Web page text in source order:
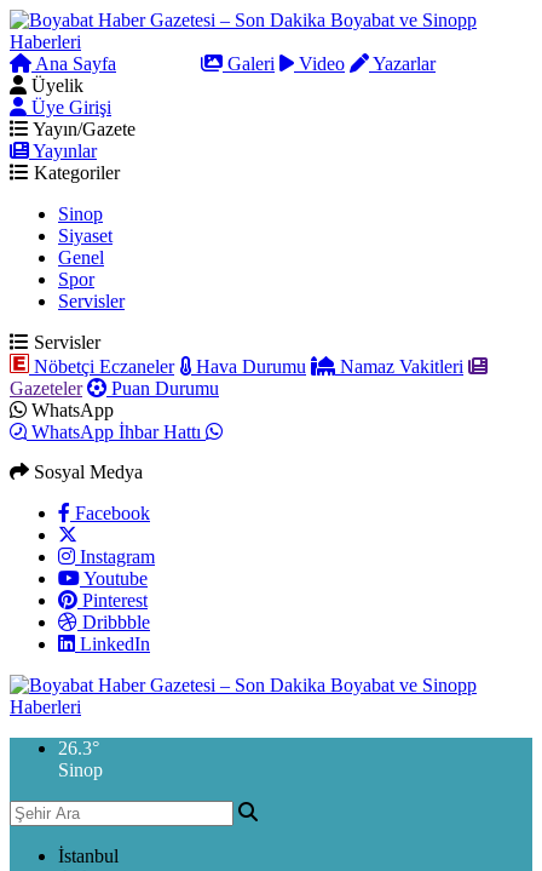
Ana Sayfa Galeri Video
Yazarlar
Üyelik
Üye Girişi
Yayın/Gazete
Yayınlar
Kategoriler
Sinop
Siyaset
Genel
Spor
Servisler
Servisler
Nöbetçi Eczaneler
Hava Durumu
Namaz Vakitleri
Gazeteler
Puan Durumu
WhatsApp
WhatsApp İhbar Hattı
Sosyal Medya
Facebook
Instagram
Youtube
Pinterest
Dribbble
LinkedIn
26.3°
Sinop
İstanbul